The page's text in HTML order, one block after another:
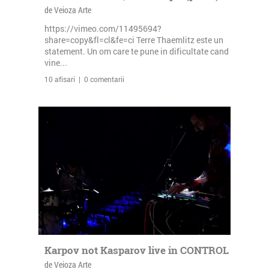
de Veioza Arte
https://vimeo.com/11495694?
share=copy&fl=cl&fe=ci Terre Thaemlitz este un
statement. Un om care te pune in dificultate cand
vine...
10 afisari | 0 comentarii
Karpov not Kasparov live in CONTROL
de Veioza Arte